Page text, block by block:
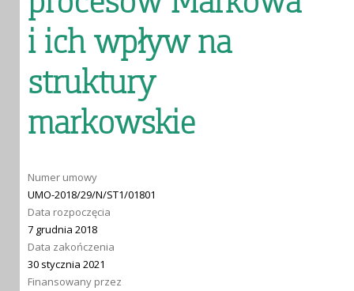
i ich wpływ na
struktury
markowskie
Numer umowy
UMO-2018/29/N/ST1/01801
Data rozpoczęcia
7 grudnia 2018
Data zakończenia
30 stycznia 2021
Finansowany przez